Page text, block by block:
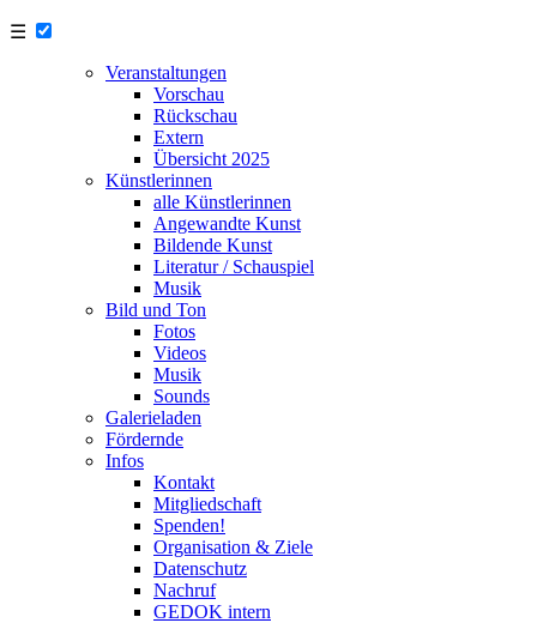
☰
Veranstaltungen
Vorschau
Rückschau
Extern
Übersicht 2025
Künstlerinnen
alle Künstlerinnen
Angewandte Kunst
Bildende Kunst
Literatur / Schauspiel
Musik
Bild und Ton
Fotos
Videos
Musik
Sounds
Galerieladen
Fördernde
Infos
Kontakt
Mitgliedschaft
Spenden!
Organisation & Ziele
Datenschutz
Nachruf
GEDOK intern